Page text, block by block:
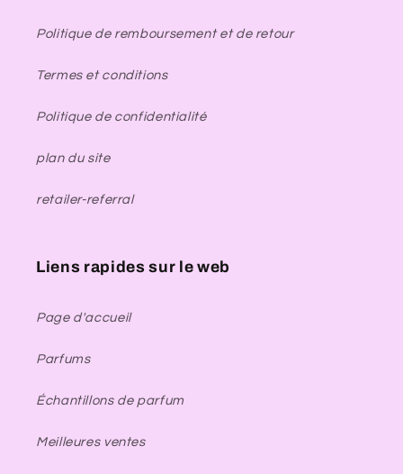
Politique de remboursement et de retour
Termes et conditions
Politique de confidentialité
plan du site
retailer-referral
Liens rapides sur le web
Page d'accueil
Parfums
Échantillons de parfum
Meilleures ventes